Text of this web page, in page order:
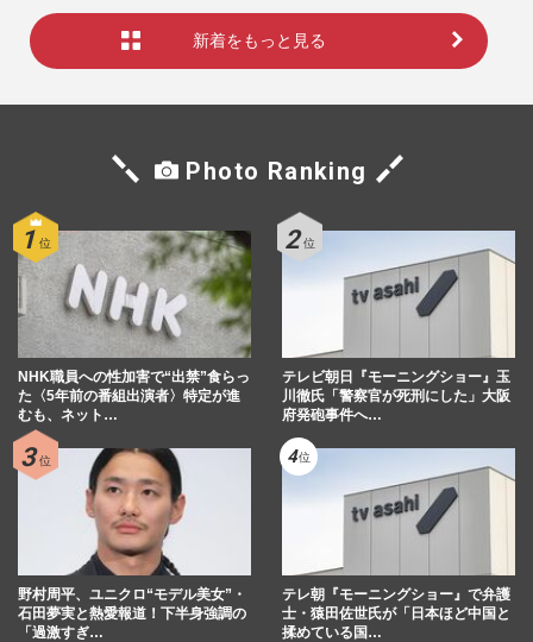
新着をもっと見る
Photo Ranking
NHK職員への性加害で“出禁”食らっ
た〈5年前の番組出演者〉特定が進
むも、ネット…
テレビ朝日『モーニングショー』玉
川徹氏「警察官が死刑にした」大阪
府発砲事件へ…
野村周平、ユニクロ“モデル美女”・
石田夢実と熱愛報道！下半身強調の
「過激すぎ…
テレ朝『モーニングショー』で弁護
士・猿田佐世氏が「日本ほど中国と
揉めている国…